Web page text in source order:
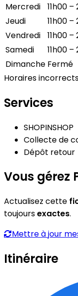
Mercredi
11h00
Jeudi
11h00
Vendredi
11h00
Samedi
11h00
Dimanche Fermé
Horaires
Services
SHOPINSHOP
Collecte de
Dépôt retour
Vous gérez
Actualisez cette
toujoursexactes.
Mettre à jour
Itinéraire